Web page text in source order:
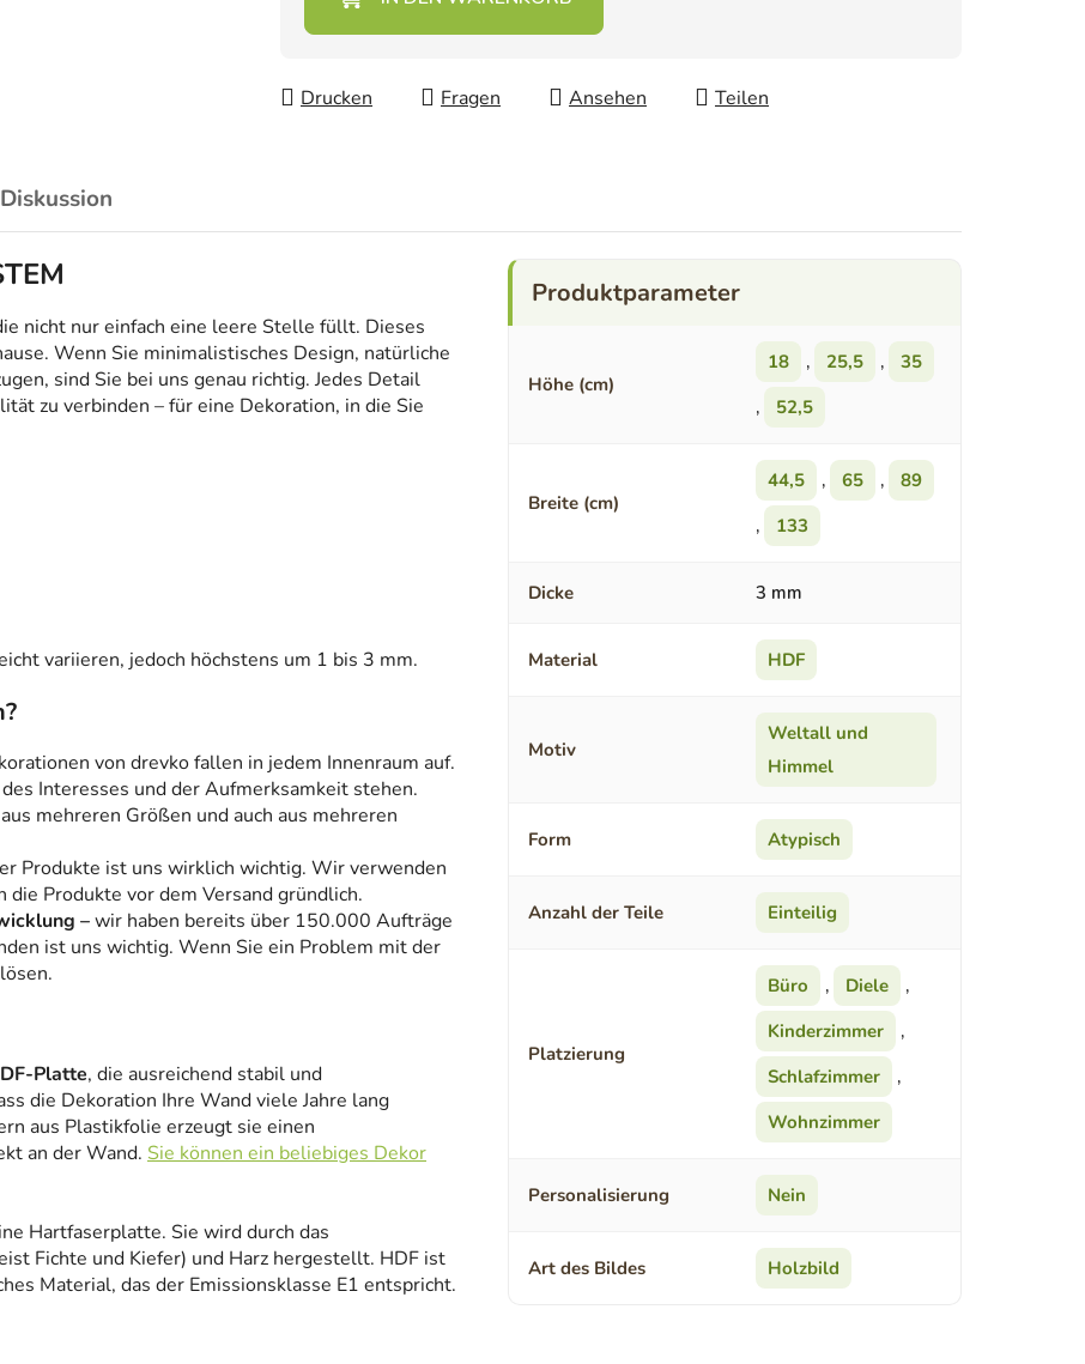
Drucken Fragen Ansehen Teilen
Diskussion
nicht nur einfach eine leere Stelle füllt. Dieses
Wenn Sie minimalistisches Design, natürliche
sind Sie bei uns genau richtig. Jedes Detail
zu verbinden – für eine Dekoration, in die Sie
variieren, jedoch höchstens um 1 bis 3 mm.
von drevko fallen in jedem Innenraum auf.
Interesses und der Aufmerksamkeit stehen.
mehreren Größen und auch aus mehreren
Produkte ist uns wirklich wichtig. Wir verwenden
Produkte vor dem Versand gründlich.
–wir haben bereits über 150.000 Aufträge
ist uns wichtig. Wenn Sie ein Problem mit der
Platte, die ausreichend stabil und
die Dekoration Ihre Wand viele Jahre lang
aus Plastikfolie erzeugt sie einen
an der Wand. Sie können ein beliebiges Dekor
Hartfaserplatte. Sie wird durch das
Fichte und Kiefer) und Harz hergestellt. HDF ist
Material, das der Emissionsklasse E1 entspricht.
Höhe (cm)
18 , 25,5 ,
35
,
52,5
Breite (cm)
44,5 , 65 ,
89
,
133
Dicke 3 mm
Material HDF
Motiv
Weltall und
Himmel
Form Atypisch
Anzahl der Teile Einteilig
Platzierung
Büro , Diele
,
Kinderzimmer
,
Schlafzimmer
,
Wohnzimmer
Personalisierung Nein
Art des Bildes Holzbild